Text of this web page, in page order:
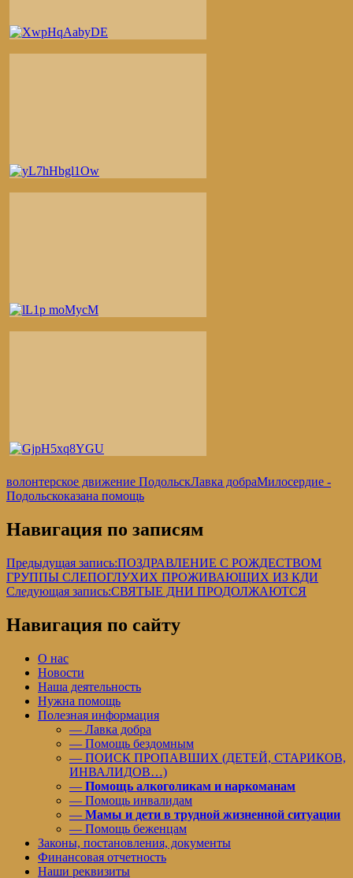
волонтерское движение ПодольскЛавка добраМилосердие -
Подольскоказана помощь
Навигация по записям
Предыдущая запись:ПОЗДРАВЛЕНИЕ С РОЖДЕСТВОМ
ГРУППЫ СЛЕПОГЛУХИХ ПРОЖИВАЮЩИХ ИЗ КДИ
Следующая запись:СВЯТЫЕ ДНИ ПРОДОЛЖАЮТСЯ
Навигация по сайту
О нас
Новости
Наша деятельность
Нужна помощь
Полезная информация
— Лавка добра
— Помощь бездомным
— ПОИСК ПРОПАВШИХ (ДЕТЕЙ, СТАРИКОВ,
ИНВАЛИДОВ…)
— Помощь алкоголикам и наркоманам
— Помощь инвалидам
— Мамы и дети в трудной жизненной ситуации
— Помощь беженцам
Законы, постановления, документы
Финансовая отчетность
Наши реквизиты